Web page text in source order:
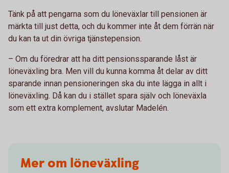
Tänk på att pengarna som du löneväxlar till pensionen är
märkta till just detta, och du kommer inte åt dem förrän när
du kan ta ut din övriga tjänstepension.
– Om du föredrar att ha ditt pensionssparande låst är
löneväxling bra. Men vill du kunna komma åt delar av ditt
sparande innan pensioneringen ska du inte lägga in allt i
löneväxling. Då kan du i stället spara själv och löneväxla
som ett extra komplement, avslutar Madelén.
Mer om löneväxling